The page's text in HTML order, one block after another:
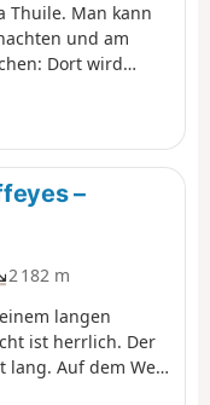
Thuile. Man kann
und am
Dort wird
der Nähe des
Die Aussicht
–
2 182 m
langen
ist herrlich. Der
lang. Auf dem Weg